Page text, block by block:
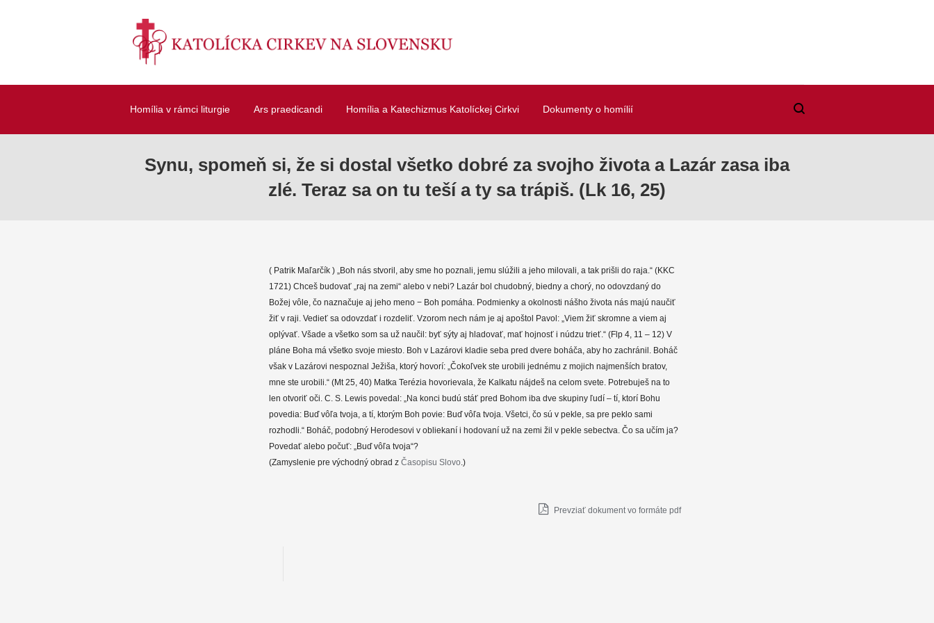
Homília v rámci liturgie Ars praedicandi Homília a Katechizmus Katolíckej Cirkvi Dokumenty o homílií
Synu, spomeň si, že si dostal všetko dobré za svojho života a Lazár zasa iba
zlé. Teraz sa on tu teší a ty sa trápiš. (Lk 16, 25)
( Patrik Maľarčík ) „Boh nás stvoril, aby sme ho poznali, jemu slúžili a jeho milovali, a tak prišli do raja.“ (KKC
1721) Chceš budovať „raj na zemi“ alebo v nebi? Lazár bol chudobný, biedny a chorý, no odovzdaný do
Božej vôle, čo naznačuje aj jeho meno − Boh pomáha. Podmienky a okolnosti nášho života nás majú naučiť
žiť v raji. Vedieť sa odovzdať i rozdeliť. Vzorom nech nám je aj apoštol Pavol: „Viem žiť skromne a viem aj
oplývať. Všade a všetko som sa už naučil: byť sýty aj hladovať, mať hojnosť i núdzu trieť.“ (Flp 4, 11 – 12) V
pláne Boha má všetko svoje miesto. Boh v Lazárovi kladie seba pred dvere boháča, aby ho zachránil. Boháč
však v Lazárovi nespoznal Ježiša, ktorý hovorí: „Čokoľvek ste urobili jednému z mojich najmenších bratov,
mne ste urobili.“ (Mt 25, 40) Matka Terézia hovorievala, že Kalkatu nájdeš na celom svete. Potrebuješ na to
len otvoriť oči. C. S. Lewis povedal: „Na konci budú stáť pred Bohom iba dve skupiny ľudí – tí, ktorí Bohu
povedia: Buď vôľa tvoja, a tí, ktorým Boh povie: Buď vôľa tvoja. Všetci, čo sú v pekle, sa pre peklo sami
rozhodli.“ Boháč, podobný Herodesovi v obliekaní i hodovaní už na zemi žil v pekle sebectva. Čo sa učím ja?
Povedať alebo počuť: „Buď vôľa tvoja“?
(Zamyslenie pre východný obrad z Časopisu Slovo.)
Prevziať dokument vo formáte pdf